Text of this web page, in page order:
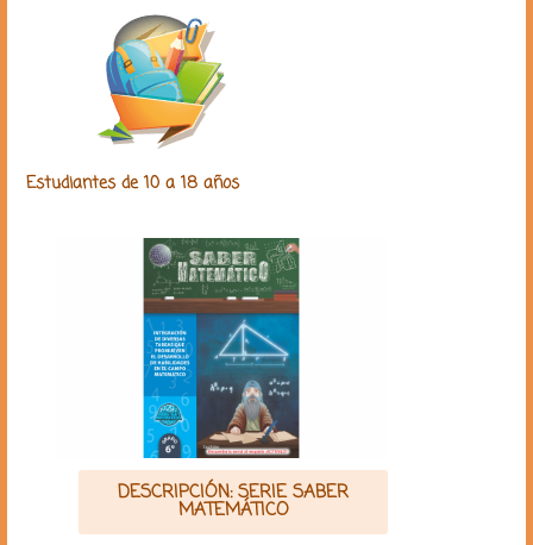
Estudiantes de 10 a 18 años
DESCRIPCIÓN: SERIE SABER
MATEMÁTICO